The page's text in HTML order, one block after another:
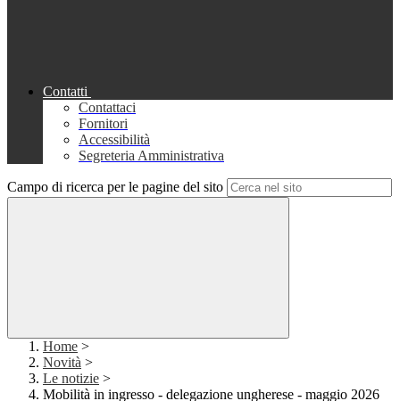
Contatti
Contattaci
Fornitori
Accessibilità
Segreteria Amministrativa
Campo di ricerca per le pagine del sito
Home >
Novità >
Le notizie >
Mobilità in ingresso - delegazione ungherese - maggio 2026